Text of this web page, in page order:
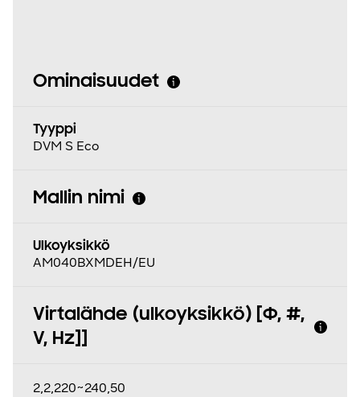
Ominaisuudet
Tyyppi
DVM S Eco
Mallin nimi
Ulkoyksikkö
AM040BXMDEH/EU
Virtalähde (ulkoyksikkö) [Φ, #,
V, Hz]]
2,2,220~240,50